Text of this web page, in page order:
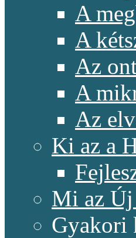
A
A
Az
A
Az
Ki az a
Mi az Új
Gyakori